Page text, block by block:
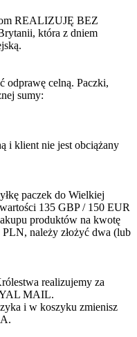
REALIZUJĘ BEZ
która z dniem
odprawę celną. Paczki,
sumy:
i klient nie jest obciążany
paczek do Wielkiej
135 GBP / 150 EUR
produktów na kwotę
należy złożyć dwa (lub
realizujemy za
MAIL.
i w koszyku zmienisz